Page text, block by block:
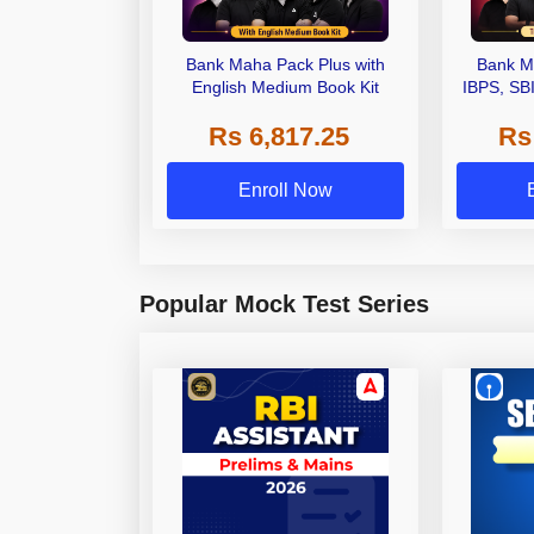
Bank Maha Pack Plus with
English Medium Book Kit
Rs 6,817.25
Enroll Now
Bank
IBPS,
Other
Popular Mock Test Series